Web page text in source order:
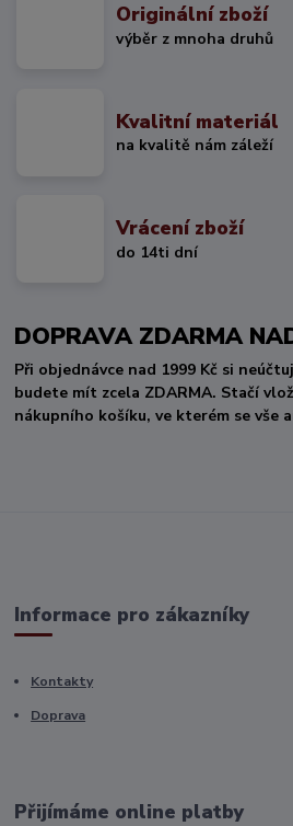
Originální zboží
výběr z mnoha druhů
Kvalitní materiál
na kvalitě nám záleží
Vrácení zboží
do 14ti dní
DOPRAVA ZDARMA
Při objednávce nad 1999 Kč si
budete mít zcela ZDARMA. Stačí
nákupního košíku, ve kterém se vše
Informace pro zákazníky
Kontakty
Doprava
Přijímáme online platby